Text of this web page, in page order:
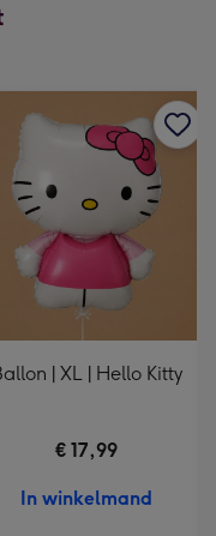
| XL | Hello Kitty
€ 17,99
In winkelmand